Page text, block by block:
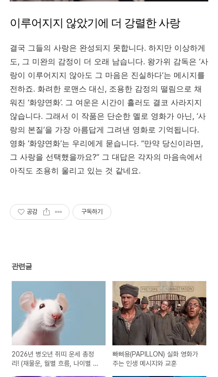
이루어지지 않았기에 더 강렬한 사랑
결국 그들의 사랑은 완성되지 못합니다. 하지만 이상하게
도, 그 미완의 감정이 더 오래 남습니다. 왕가위 감독은 ‘사
랑이 이루어지지 않아도 그 마음은 진실하다’는 메시지를
전하죠. 화려한 로맨스 대신, 조용한 감정의 떨림으로 채
워진 ‘화양연화’. 그 여운은 시간이 흘러도 결코 사라지지
않습니다. 그래서 이 작품은 단순한 멜로 영화가 아닌, ‘사
랑의 본질’을 가장 아름답게 그려낸 영화로 기억됩니다.
영화 ‘화양연화’는 우리에게 묻습니다. “만약 당신이라면,
그 사랑을 선택했을까요?” 그 대답은 각자의 마음속에서
아직도 조용히 울리고 있는 것 같네요.
공감 구독하기
관련글
2026년 병오년 쥐띠 운세 총정
리! (재물운, 월별 흐름, 나이별 풀
빠삐용(PAPILLON) 실화 영화가
주는 인생 메시지와 교훈